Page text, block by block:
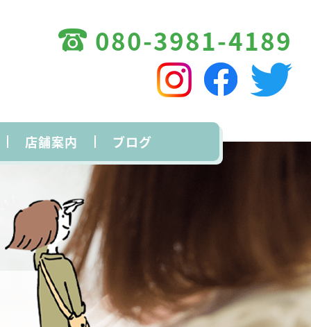
080-3981-4189
店舗案内 ブログ